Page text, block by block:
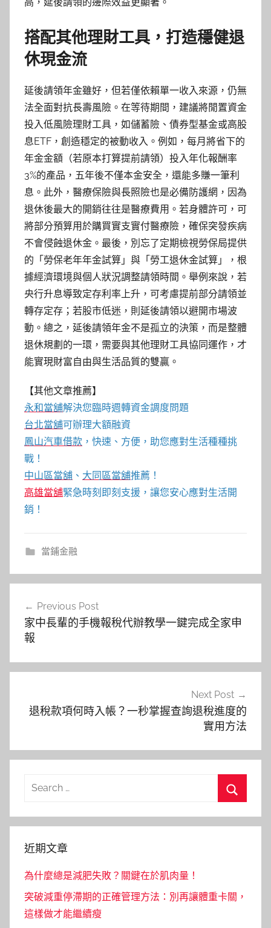
高，延後請領的邊際效益更顯著。
搭配其他理財工具，打造穩健退
休現金流
延後請領年金雖好，但若僅依賴單一收入來源，仍無
法全面對抗長壽風險。在等待期間，建議將閒置資金
投入低風險理財工具，如儲蓄險、債券型基金或高股
息ETF，創造穩定的被動收入。例如，每月將省下的
年金金額（若原本打算提前請領）投入年化報酬率
3%的產品，五年後不僅本金安全，還能多賺一筆利
息。此外，醫療保險與長照險也是必備防護網，因為
退休後最大的開銷往往是醫療費用。若身體許可，可
將部分預算用於購買實支實付醫療險，確保突發疾病
不會侵蝕退休金。最後，別忘了定期檢視勞保局提供
的「勞保老年年金試算」與「勞工退休金試算」，根
據經濟環境與個人狀況調整請領時間。舉例來說，若
央行升息導致定存利率上升，可考慮提前部分請領並
轉存定存；若股市低迷，則延後請領以避開市場波
動。總之，延後請領年金不是孤立的決策，而是整體
退休規劃的一環，需要與其他理財工具協同運作，才
能實現財富自由與生活品質的雙贏。
【其他文章推薦】
永和當舖解決您臨時週轉資金調度問題
台北當舖可辦理大額融資
鳳山汽車借款 ，快速、方便，助您應對生活種種挑
戰！
中山區當舖 、 大同區當舖推薦！
高雄當舖緊急時刻即刻支援，讓您安心應對生活開
銷！
當鋪金融
導
覽
Previous Post
家中長輩的手機報稅代辦教學一鍵完成全家申
報
Next Post
退稅款項何時入帳？一秒掌握查詢退稅進度的
實用方法
Search
近期文章
為什麼總是減肥失敗？關鍵在於肌肉量！
突破減重停滯期的正確管理方法：別再讓體重卡關，
這樣做才能繼續瘦